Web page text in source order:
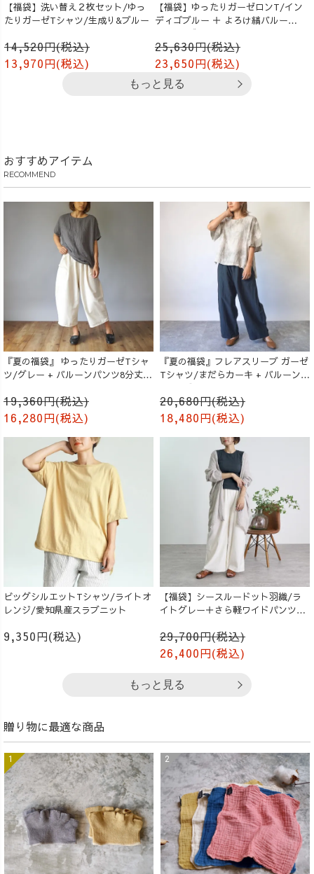
【福袋】洗い替え２枚セット/ゆっ
たりガーゼTシャツ/生成り&ブルー
14,520円(税込)
13,970円(税込)
【福袋】ゆったりガーゼロンT/イン
ディゴブルー ＋ よろけ縞バルーン
パンツ/グレー
25,630円(税込)
23,650円(税込)
もっと見る
おすすめアイテム
RECOMMEND
『夏の福袋』 ゆったりガーゼTシャ
ツ/グレー + バルーンパンツ8分丈/
19,360円(税込)
16,280円(税込)
『夏の福袋』フレアスリーブ ガーゼ
Tシャツ/まだらカーキ + バルーンパ
ンツ/ブラック
20,680円(税込)
18,480円(税込)
ビッグシルエットTシャツ/ライトオ
レンジ/愛知県産スラブニット
9,350円(税込)
【福袋】シースルードット羽織/ラ
イトグレー＋さら軽ワイドパンツ/
29,700円(税込)
26,400円(税込)
もっと見る
贈り物に最適な商品